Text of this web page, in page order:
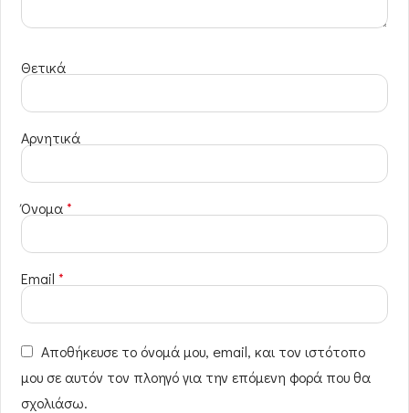
Θετικά
Αρνητικά
Όνομα*
Email *
Αποθήκευσε το όνομά μου, email, και τον ιστότοπο
μου σε αυτόν τον πλοηγό για την επόμενη φορά που θα
σχολιάσω.